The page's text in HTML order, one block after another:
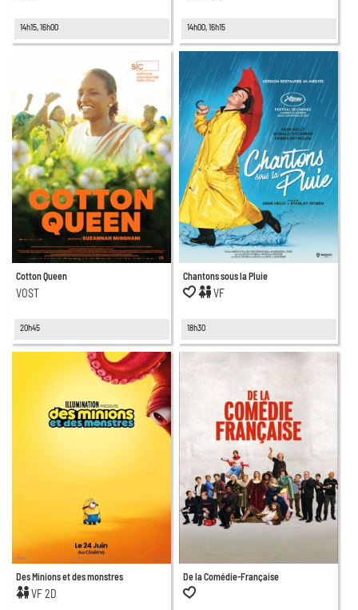
14h15, 16h00 14h00, 16h15
Cotton Queen
VOST
20h45
Chantons sous la Pluie
VF
18h30
Des Minions et des monstres
VF 2D
De la Comédie-Française